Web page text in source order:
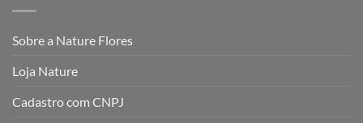
Sobre a Nature Flores
Loja Nature
Cadastro com CNPJ